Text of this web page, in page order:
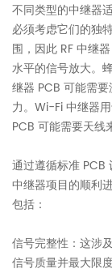
不同类型的中继器
必须考虑它们的独
围，因此 RF 中继
水平的信号放大。
继器 PCB 可能需
力。Wi-Fi 中继器
PCB 可能需要天线
通过遵循标准 PCB
中继器项目的顺利
包括：
信号完整性：这涉
信号质量并最大限